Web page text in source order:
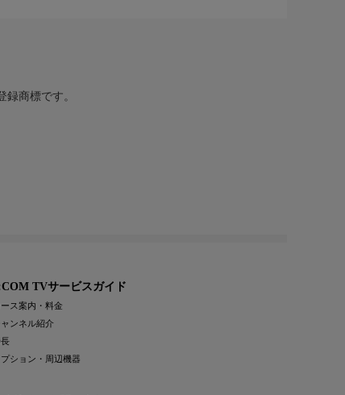
商標です。
TVサービスガイド
ース案内・料金
ャンネル紹介
プション・周辺機器